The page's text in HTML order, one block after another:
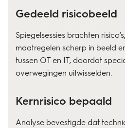
Gedeeld risicobeeld
Spiegelsessies brachten
maatregelen scherp in beeld
tussen OT en IT, doordat
overwegingen uitwisselden.
Kernrisico bepaald
Analyse bevestigde dat